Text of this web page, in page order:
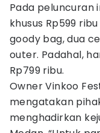
Pada peluncuran
khusus Rp599
goody bag, dua
outer. Padahal,
Rp799 ribu.
Owner Vinkoo
mengatakan
menghadirkan